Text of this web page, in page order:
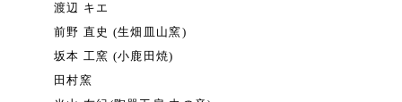
渡辺 キエ
前野 直史 (生畑皿山窯)
坂本 工窯 (小鹿田焼)
田村窯